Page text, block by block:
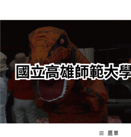
轉
要
內
容
選單